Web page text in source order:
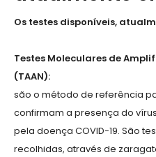
Os testes disponíveis,
Testes Moleculares de
(TAAN):
são o método de referência
confirmam a presença do
pela doença COVID-19. São
recolhidas, através de